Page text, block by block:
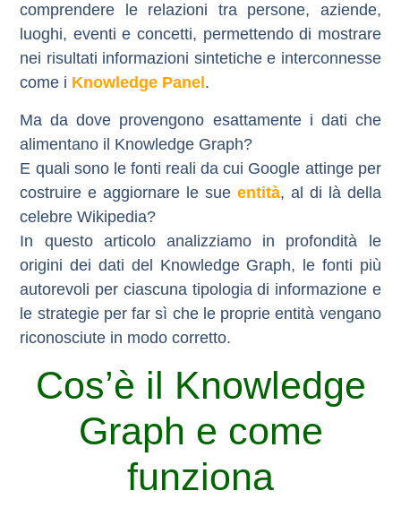
comprendere le relazioni tra persone, aziende,
luoghi, eventi e concetti, permettendo di mostrare
nei risultati informazioni sintetiche e interconnesse
come i Knowledge Panel .
Ma da dove provengono esattamente i dati che
alimentano il Knowledge Graph?
E quali sono le fonti reali da cui Google attinge per
costruire e aggiornare le sue entità, al di là della
celebre Wikipedia?
In questo articolo analizziamo in profondità le
origini dei dati del Knowledge Graph, le fonti più
autorevoli per ciascuna tipologia di informazione e
le strategie per far sì che le proprie entità vengano
riconosciute in modo corretto.
Cos’è il Knowledge
Graph e come
funziona